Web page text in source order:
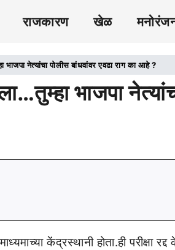
राजकारण खेळ
भाजपा नेत्यांचा पोलीस बांधवांवर एवढा राग का आहे ?
भाजपा
केंद्रस्थानी होता.ही परीक्षा